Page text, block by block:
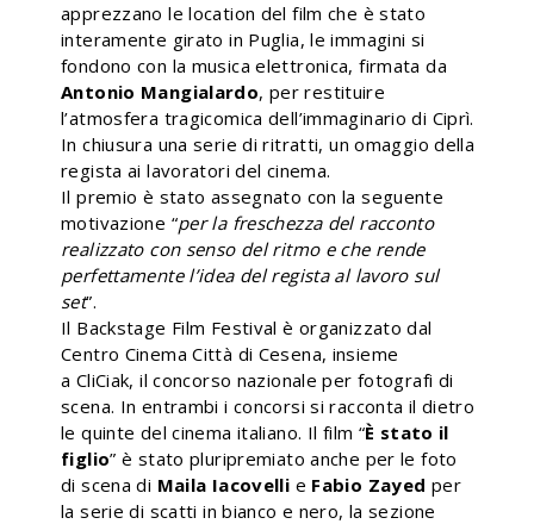
apprezzano le location del film che è stato
interamente girato in Puglia, le immagini si
fondono con la musica elettronica, firmata da
Antonio Mangialardo, per restituire
l’atmosfera tragicomica dell’immaginario di Ciprì.
In chiusura una serie di ritratti, un omaggio della
regista ai lavoratori del cinema.
Il premio è stato assegnato con la seguente
motivazione “per la freschezza del racconto
realizzato con senso del ritmo e che rende
perfettamente l’idea del regista al lavoro sul
set”.
Il Backstage Film Festival è organizzato dal
Centro Cinema Città di Cesena, insieme
a CliCiak, il concorso nazionale per fotografi di
scena. In entrambi i concorsi si racconta il dietro
le quinte del cinema italiano. Il film “È stato il
figlio” è stato pluripremiato anche per le foto
di scena di Maila Iacovelli e Fabio Zayed per
la serie di scatti in bianco e nero, la sezione